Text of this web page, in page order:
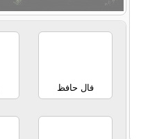
فال حافظ